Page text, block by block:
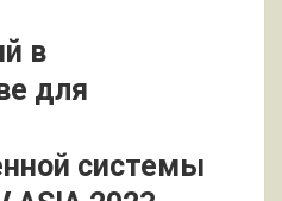
в
для
системы